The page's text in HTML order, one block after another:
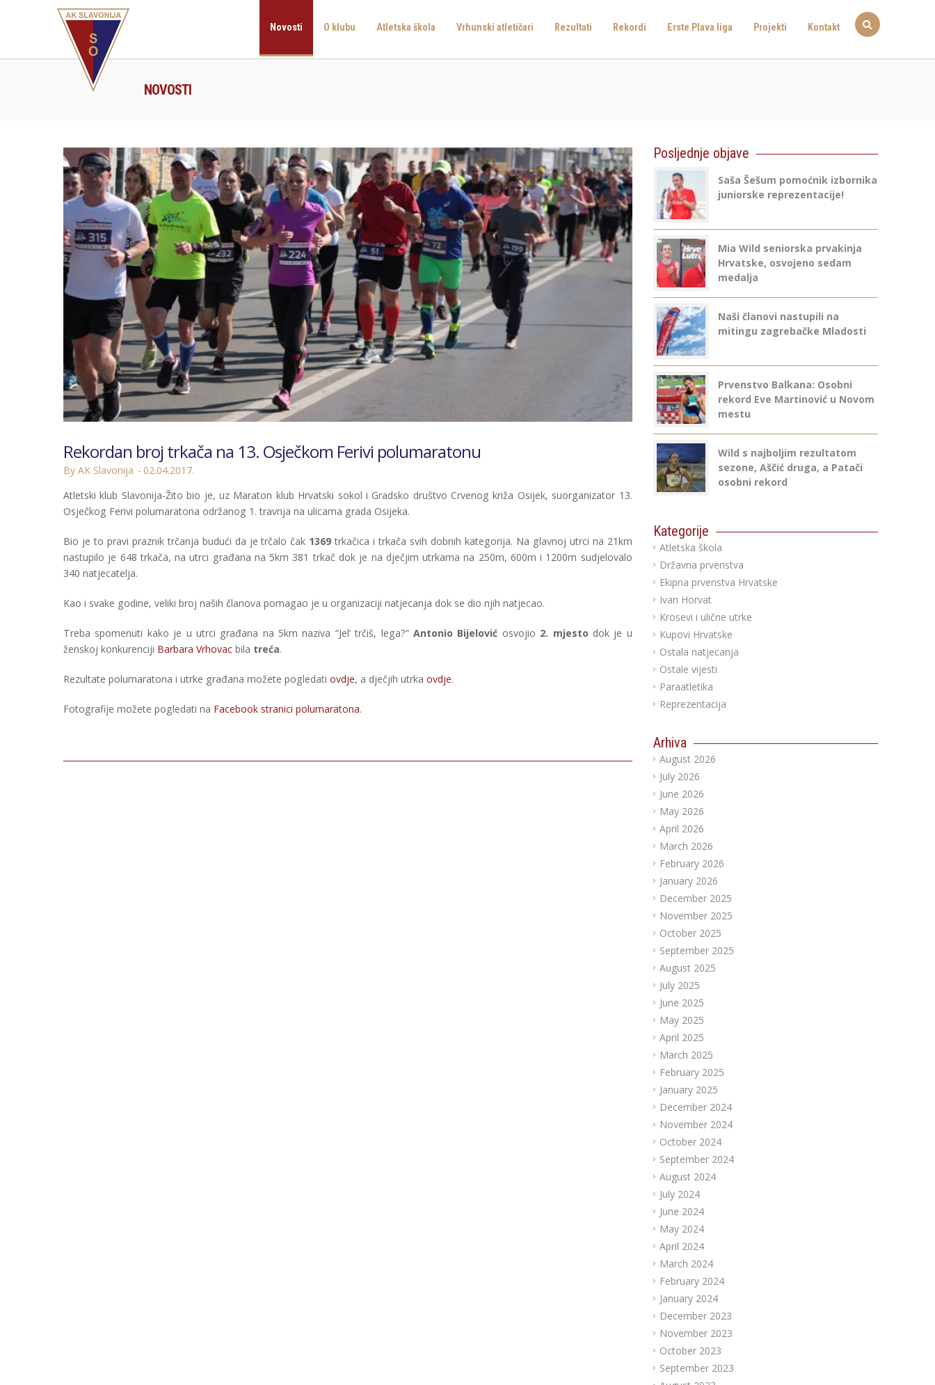
Novosti O klubu Atletska škola Vrhunski atletičari Rezultati Rekordi Erste Plava liga Projekti Kontakt
NOVOSTI
Rekordan broj trkača na 13. Osječkom Ferivi polumaratonu
By AK Slavonija
02.04.2017.
Atletski klub Slavonija-Žito bio je, uz Maraton klub Hrvatski sokol i Gradsko društvo Crvenog križa Osijek, suorganizator 13.
Osječkog Ferivi polumaratona održanog 1. travnja na ulicama grada Osijeka.
Bio je to pravi praznik trčanja budući da je trčalo čak 1369 trkačica i trkača svih dobnih kategorija. Na glavnoj utrci na 21km
nastupilo je 648 trkača, na utrci građana na 5km 381 trkač dok je na dječjim utrkama na 250m, 600m i 1200m sudjelovalo
340 natjecatelja.
Kao i svake godine, veliki broj naših članova pomagao je u organizaciji natjecanja dok se dio njih natjecao.
Treba spomenuti kako je u utrci građana na 5km naziva “Jel’ trčiš, lega?” Antonio Bijelović osvojio 2. mjesto dok je u
ženskoj konkurenciji Barbara Vrhovac bila treća.
Rezultate polumaratona i utrke građana možete pogledati ovdje, a dječjih utrka ovdje.
Fotografije možete pogledati na Facebook stranici polumaratona.
Posljednje objave
Saša Šešum pomoćnik izbornika
juniorske reprezentacije!
Mia Wild seniorska prvakinja
Hrvatske, osvojeno sedam
medalja
Naši članovi nastupili na
mitingu zagrebačke Mladosti
Prvenstvo Balkana: Osobni
rekord Eve Martinović u Novom
mestu
Wild s najboljim rezultatom
sezone, Aščić druga, a Patači
osobni rekord
Kategorije
Atletska škola
Državna prvenstva
Ekipna prvenstva Hrvatske
Ivan Horvat
Krosevi i ulične utrke
Kupovi Hrvatske
Ostala natjecanja
Ostale vijesti
Paraatletika
Reprezentacija
Arhiva
August 2026
July 2026
June 2026
May 2026
April 2026
March 2026
February 2026
January 2026
December 2025
November 2025
October 2025
September 2025
August 2025
July 2025
June 2025
May 2025
April 2025
March 2025
February 2025
January 2025
December 2024
November 2024
October 2024
September 2024
August 2024
July 2024
June 2024
May 2024
April 2024
March 2024
February 2024
January 2024
December 2023
November 2023
October 2023
September 2023